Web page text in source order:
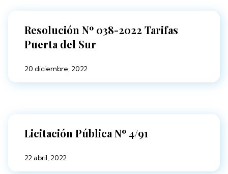
Resolución Nº 038-2022 Tarifas
Puerta del Sur
20 diciembre, 2022
Licitación Pública Nº 4/91
22 abril, 2022